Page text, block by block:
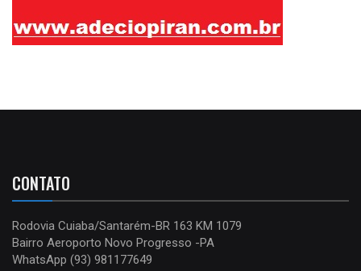
CONTATO
Rodovia Cuiaba/Santarém-BR 163 KM 1079
Bairro Aeroporto Novo Progresso -PA
WhatsApp (93) 981177649